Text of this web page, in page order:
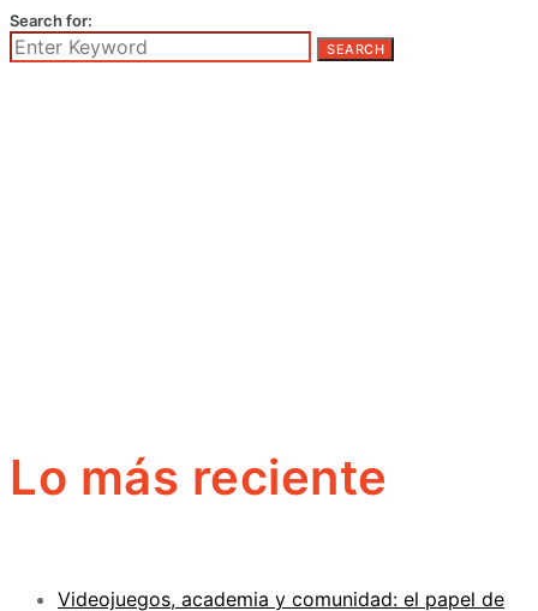
Search for:
SEARCH
Lo más reciente
Videojuegos, academia y comunidad: el papel de